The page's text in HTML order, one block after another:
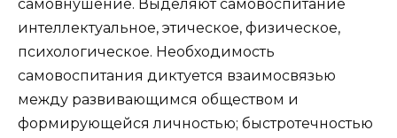
самовнушение. Выделяют самовоспитание
интеллектуальное, этическое, физическое,
психологическое. Необходимость
самовоспитания диктуется взаимосвязью
между развивающимся обществом и
формирующейся личностью; быстротечностью